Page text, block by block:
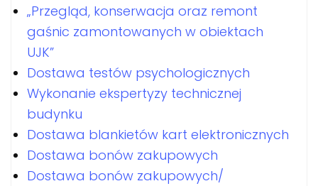
„Przegląd, konserwacja oraz remont
gaśnic zamontowanych w obiektach
UJK”
Dostawa testów psychologicznych
Wykonanie ekspertyzy technicznej
budynku
Dostawa blankietów kart elektronicznych
Dostawa bonów zakupowych
Dostawa bonów zakupowych/